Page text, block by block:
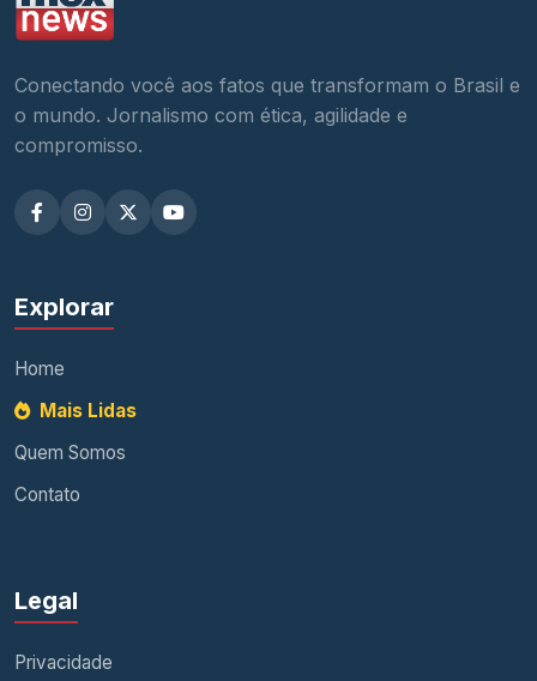
Conectando você aos fatos que transformam o Brasil e
o mundo. Jornalismo com ética, agilidade e
compromisso.
Explorar
Home
Mais Lidas
Quem Somos
Contato
Legal
Privacidade